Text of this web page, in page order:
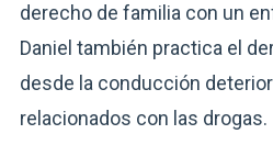
derecho de familia con un
Daniel también practica el
desde la conducción
relacionados con las drogas.